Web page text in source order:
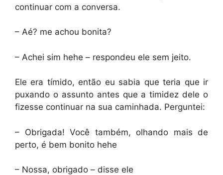
continuar com a conversa.
– Aé? me achou bonita?
– Achei sim hehe – respondeu ele sem jeito.
Ele era tímido, então eu sabia que teria que ir
puxando o assunto antes que a timidez dele o
fizesse continuar na sua caminhada. Perguntei:
– Obrigada! Você também, olhando mais de
perto, é bem bonito hehe
– Nossa, obrigado – disse ele